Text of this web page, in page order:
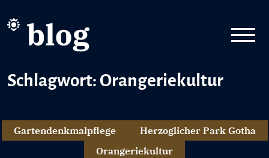
Schlagwort: Orangeriekultur
Gartendenkmalpflege
Herzoglicher Park Gotha
Orangeriekultur